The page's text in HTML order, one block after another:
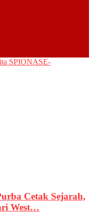
SPIONASE-
Cetak Sejarah,
West…